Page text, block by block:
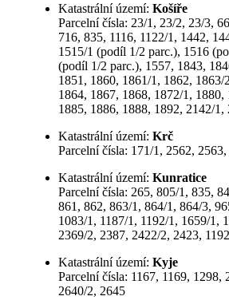
Katastrální území: Košíře
Parcelní čísla: 23/1, 23/2, 23/3,
716, 835, 1116, 1122/1, 1442,
1515/1 (podíl 1/2 parc.), 1516
(podíl 1/2 parc.), 1557, 1843,
1851, 1860, 1861/1, 1862, 1863/
1864, 1867, 1868, 1872/1, 1880,
1885, 1886, 1888, 1892, 2142/1,
Katastrální území: Krč
Parcelní čísla: 171/1, 2562,
Katastrální území: Kunratice
Parcelní čísla: 265, 805/1, 835,
861, 862, 863/1, 864/1, 864/3,
1083/1, 1187/1, 1192/1, 1659/1,
2369/2, 2387, 2422/2, 2423,
Katastrální území: Kyje
Parcelní čísla: 1167, 1169, 1298,
2640/2, 2645